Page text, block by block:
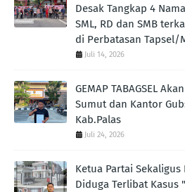
Desak Tangkap 4
SML, RD dan SMB
di Perbatasan Tapsel/
Juli 14, 2026
GEMAP TABAGSEL
Sumut dan Kantor
Kab.Palas
Juli 24, 2026
Ketua Partai
Diduga Terlibat Kasus